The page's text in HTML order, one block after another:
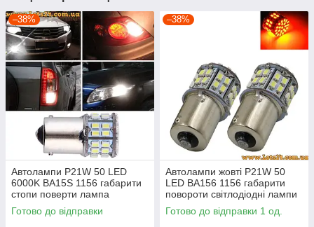
–38%
Автолампи P21W 50 LED
6000K BA15S 1156 габарити
стопи поверти лампа
заднього ходу
Готово до відправки
–38%
Автолампи жовті P21W 50
LED BA156 1156 габарити
повороти світлодіодні лампи
поворотники для авто лампа
поворотів лед світлодіодна
Готово до відправки 1 од.